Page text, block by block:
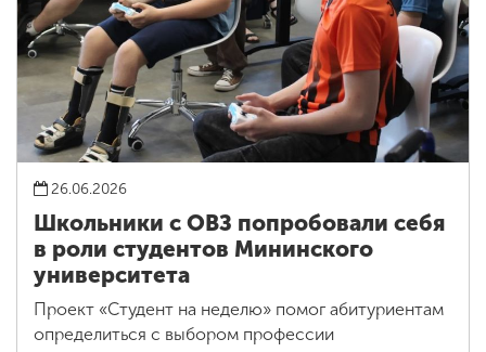
26.06.2026
Школьники с ОВЗ попробовали себя
в роли студентов Мининского
университета
Проект «Студент на неделю» помог абитуриентам
определиться с выбором профессии